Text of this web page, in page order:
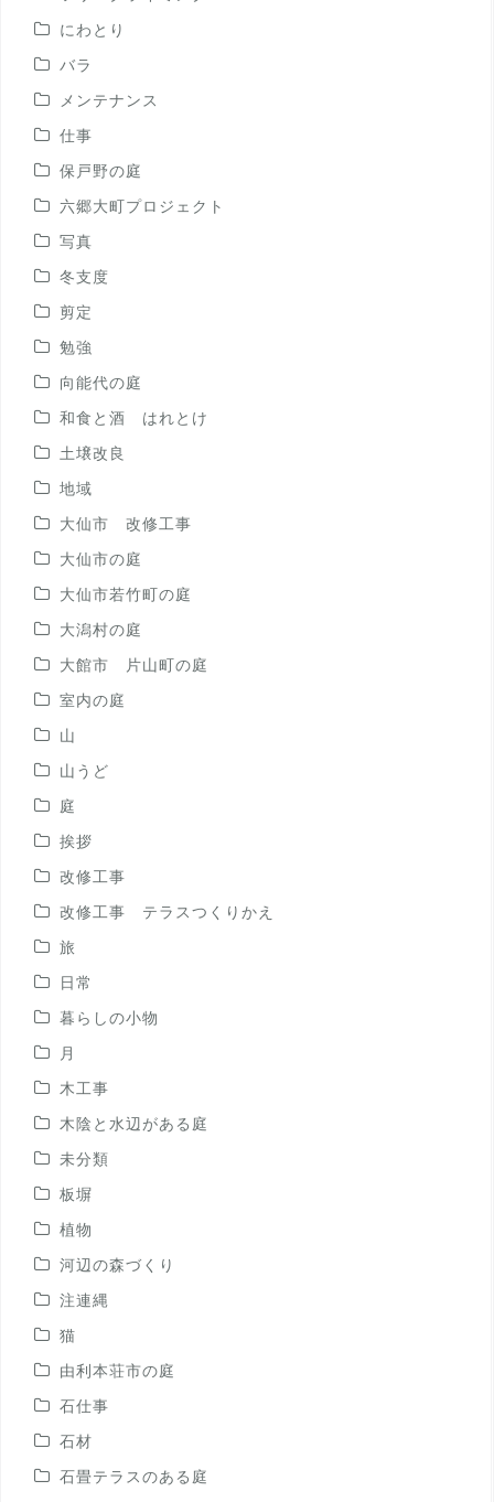
にわとり
バラ
メンテナンス
仕事
保戸野の庭
六郷大町プロジェクト
写真
冬支度
剪定
勉強
向能代の庭
和食と酒 はれとけ
土壌改良
地域
大仙市 改修工事
大仙市の庭
大仙市若竹町の庭
大潟村の庭
大館市 片山町の庭
室内の庭
山
山うど
庭
挨拶
改修工事
改修工事 テラスつくりかえ
旅
日常
暮らしの小物
月
木工事
木陰と水辺がある庭
未分類
板塀
植物
河辺の森づくり
注連縄
猫
由利本荘市の庭
石仕事
石材
石畳テラスのある庭